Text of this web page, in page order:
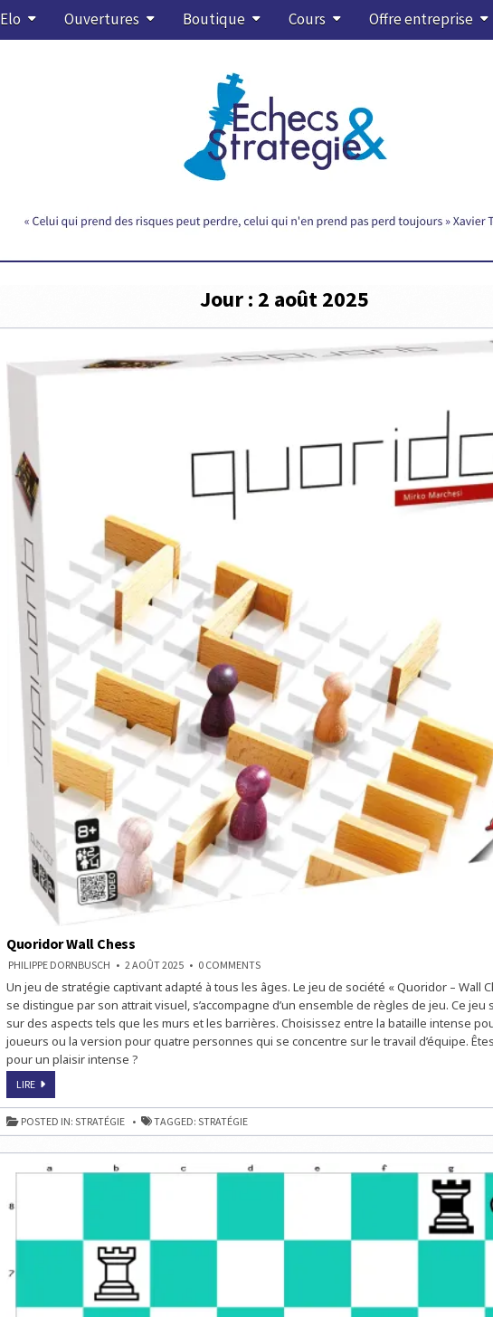
Elo Ouvertures Boutique Cours Offre entreprise
Jour : 2 août 2025
Quoridor Wall Chess
PHILIPPE DORNBUSCH 2 AOÛT 2025 0 COMMENTSON
WALL
CHESS
Un jeu de stratégie captivant adapté à tous les âges. Le jeu de société « Quoridor – Wall
se distingue par son attrait visuel, s’accompagne d’un ensemble de règles de jeu. Ce jeu
sur des aspects tels que les murs et les barrières. Choisissez entre la bataille intense
joueurs ou la version pour quatre personnes qui se concentre sur le travail d’équipe.
pour un plaisir intense ?
LIREQUORIDOR
CHESS
POSTED IN: STRATÉGIE TAGGED: STRATÉGIE